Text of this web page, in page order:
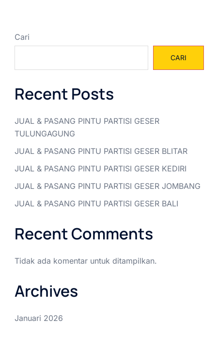
Cari
CARI
Recent Posts
JUAL & PASANG PINTU PARTISI GESER
TULUNGAGUNG
JUAL & PASANG PINTU PARTISI GESER BLITAR
JUAL & PASANG PINTU PARTISI GESER KEDIRI
JUAL & PASANG PINTU PARTISI GESER JOMBANG
JUAL & PASANG PINTU PARTISI GESER BALI
Recent Comments
Tidak ada komentar untuk ditampilkan.
Archives
Januari 2026